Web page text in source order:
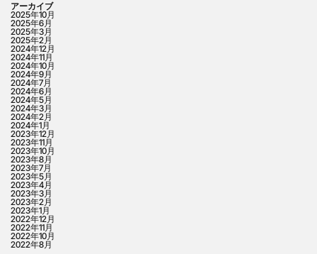
アーカイブ
2025年10月
2025年6月
2025年3月
2025年2月
2024年12月
2024年11月
2024年10月
2024年9月
2024年7月
2024年6月
2024年5月
2024年3月
2024年2月
2024年1月
2023年12月
2023年11月
2023年10月
2023年8月
2023年7月
2023年5月
2023年4月
2023年3月
2023年2月
2023年1月
2022年12月
2022年11月
2022年10月
2022年8月